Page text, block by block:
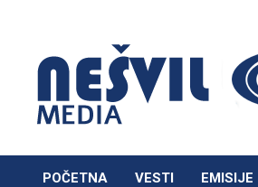
Nešvil Media
POČETNA VESTI EMISIJE